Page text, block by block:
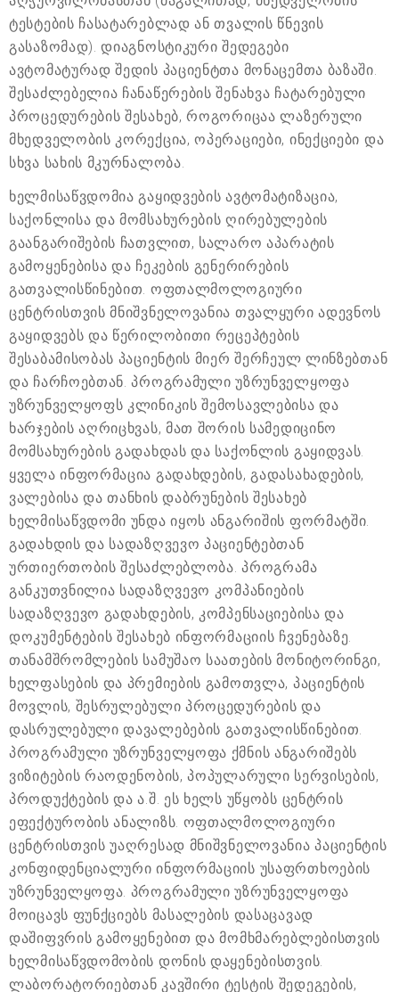
ტესტების ჩასატარებლად ან თვალის წნევის
გასაზომად). დიაგნოსტიკური შედეგები
ავტომატურად შედის პაციენტთა მონაცემთა ბაზაში.
შესაძლებელია ჩანაწერების შენახვა ჩატარებული
პროცედურების შესახებ, როგორიცაა ლაზერული
მხედველობის კორექცია, ოპერაციები, ინექციები და
სხვა სახის მკურნალობა.
ხელმისაწვდომია გაყიდვების ავტომატიზაცია,
საქონლისა და მომსახურების ღირებულების
გაანგარიშების ჩათვლით, სალარო აპარატის
გამოყენებისა და ჩეკების გენერირების
გათვალისწინებით. ოფთალმოლოგიური
ცენტრისთვის მნიშვნელოვანია თვალყური ადევნოს
გაყიდვებს და წერილობითი რეცეპტების
შესაბამისობას პაციენტის მიერ შერჩეულ ლინზებთან
და ჩარჩოებთან. პროგრამული უზრუნველყოფა
უზრუნველყოფს კლინიკის შემოსავლებისა და
ხარჯების აღრიცხვას, მათ შორის სამედიცინო
მომსახურების გადახდას და საქონლის გაყიდვას.
ყველა ინფორმაცია გადახდების, გადასახადების,
ვალებისა და თანხის დაბრუნების შესახებ
ხელმისაწვდომი უნდა იყოს ანგარიშის ფორმატში.
გადახდის და სადაზღვევო პაციენტებთან
ურთიერთობის შესაძლებლობა. პროგრამა
განკუთვნილია სადაზღვევო კომპანიების
სადაზღვევო გადახდების, კომპენსაციებისა და
დოკუმენტების შესახებ ინფორმაციის ჩვენებაზე.
თანამშრომლების სამუშაო საათების მონიტორინგი,
ხელფასების და პრემიების გამოთვლა, პაციენტის
მოვლის, შესრულებული პროცედურების და
დასრულებული დავალებების გათვალისწინებით.
პროგრამული უზრუნველყოფა ქმნის ანგარიშებს
ვიზიტების რაოდენობის, პოპულარული სერვისების,
პროდუქტების და ა.შ. ეს ხელს უწყობს ცენტრის
ეფექტურობის ანალიზს. ოფთალმოლოგიური
ცენტრისთვის უაღრესად მნიშვნელოვანია პაციენტის
კონფიდენციალური ინფორმაციის უსაფრთხოების
უზრუნველყოფა. პროგრამული უზრუნველყოფა
მოიცავს ფუნქციებს მასალების დასაცავად
დაშიფვრის გამოყენებით და მომხმარებლებისთვის
ხელმისაწვდომობის დონის დაყენებისთვის.
ლაბორატორიებთან კავშირი ტესტის შედეგების,